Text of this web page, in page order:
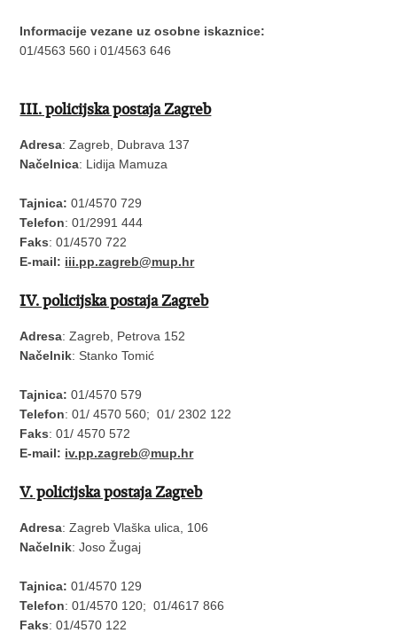
Informacije vezane uz osobne iskaznice:
01/4563 560 i 01/4563 646
III. policijska postaja Zagreb
Adresa: Zagreb, Dubrava 137
Načelnica: Lidija Mamuza
Tajnica:01/4570 729
Telefon: 01/2991 444
Faks: 01/4570 722
E-mail: iii.pp.zagreb@mup.hr
IV. policijska postaja Zagreb
Adresa: Zagreb, Petrova 152
Načelnik: Stanko Tomić
Tajnica:01/4570 579
Telefon: 01/ 4570 560; 01/ 2302 122
Faks: 01/ 4570 572
E-mail: iv.pp.zagreb@mup.hr
V. policijska postaja Zagreb
Adresa: Zagreb Vlaška ulica, 106
Načelnik: Joso Žugaj
Tajnica:01/4570 129
Telefon: 01/4570 120; 01/4617 866
Faks: 01/4570 122